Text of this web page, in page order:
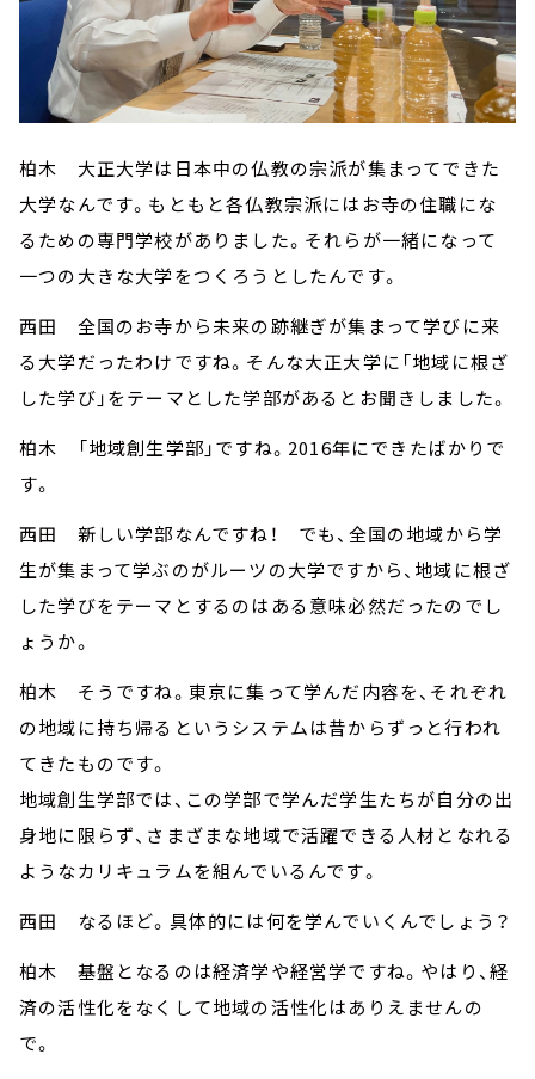
柏木 大正大学は日本中の仏教の宗派が集まってできた
大学なんです。もともと各仏教宗派にはお寺の住職にな
るための専門学校がありました。それらが一緒になって
一つの大きな大学をつくろうとしたんです。
西田 全国のお寺から未来の跡継ぎが集まって学びに来
る大学だったわけですね。そんな大正大学に「地域に根ざ
した学び」をテーマとした学部があるとお聞きしました。
柏木 「地域創生学部」ですね。2016年にできたばかりで
す。
西田 新しい学部なんですね！ でも、全国の地域から学
生が集まって学ぶのがルーツの大学ですから、地域に根ざ
した学びをテーマとするのはある意味必然だったのでし
ょうか。
柏木 そうですね。東京に集って学んだ内容を、それぞれ
の地域に持ち帰るというシステムは昔からずっと行われ
てきたものです。
地域創生学部では、この学部で学んだ学生たちが自分の出
身地に限らず、さまざまな地域で活躍できる人材となれる
ようなカリキュラムを組んでいるんです。
西田 なるほど。具体的には何を学んでいくんでしょう？
柏木 基盤となるのは経済学や経営学ですね。やはり、経
済の活性化をなくして地域の活性化はありえませんの
で。